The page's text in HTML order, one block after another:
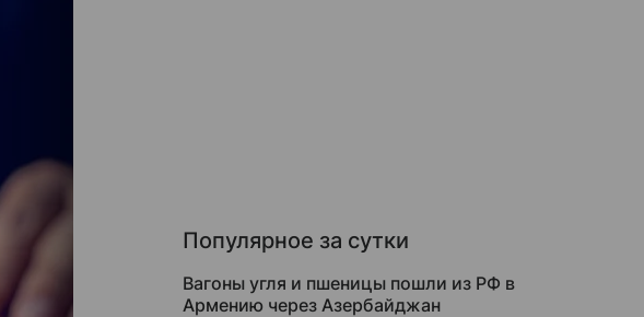
Популярное за сутки
Вагоны угля и пшеницы пошли из РФ в
Армению через Азербайджан